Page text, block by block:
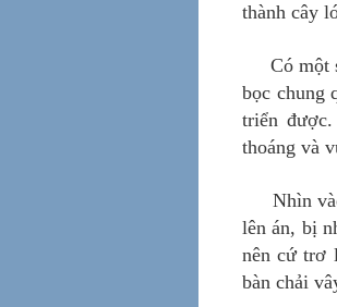
thành cây
Có một
bọc chung
triển
thoáng và
Nhìn
lên án, bị
nên cứ trơ
bàn chải